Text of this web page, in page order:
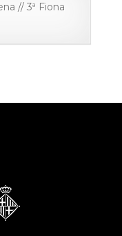
// 3ª Fiona